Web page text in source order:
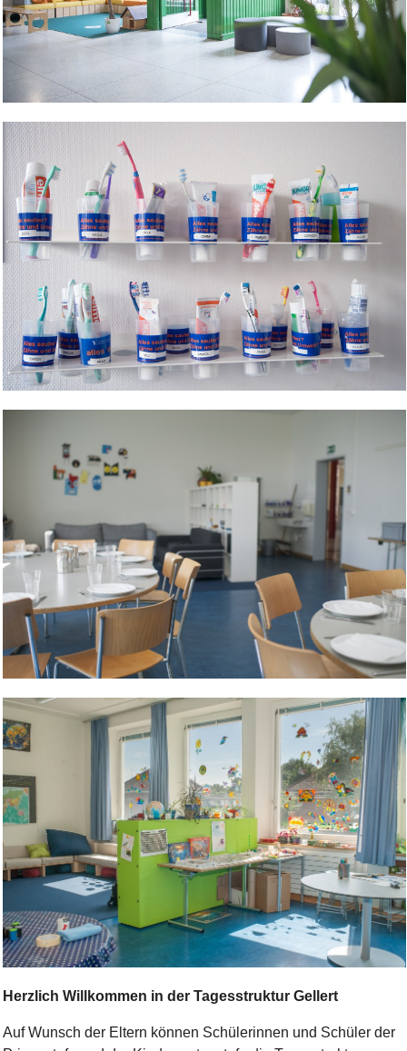
Herzlich Willkommen in der Tagesstruktur Gellert
Auf Wunsch der Eltern können Schülerinnen und Schüler der